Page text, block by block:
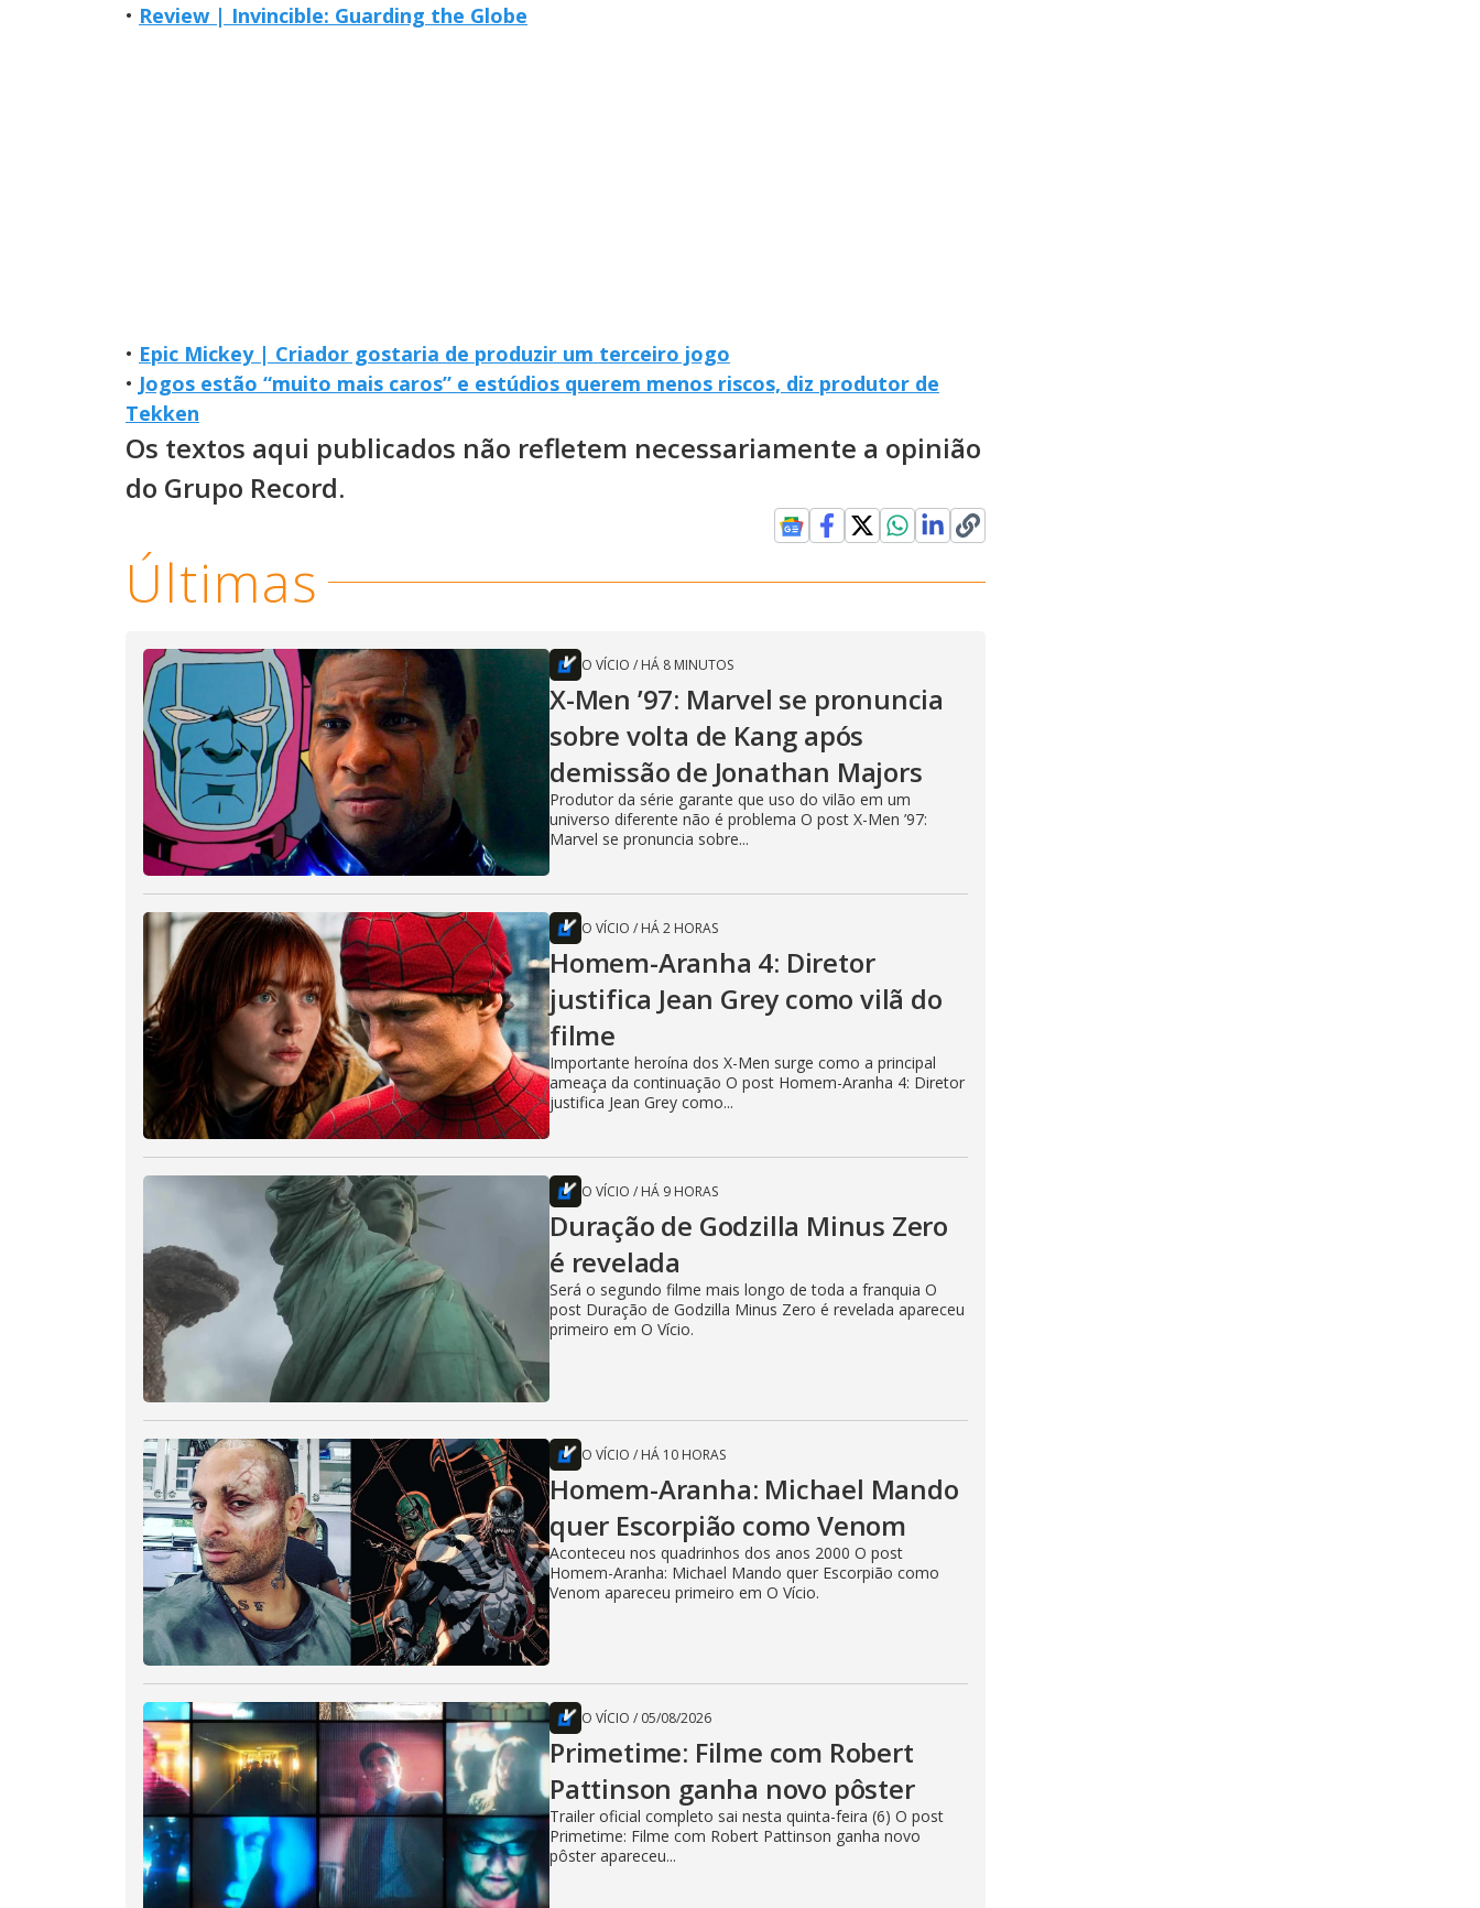
• Review | Invincible: Guarding the Globe
• Epic Mickey | Criador gostaria de produzir um terceiro jogo
• Jogos estão “muito mais caros” e estúdios querem menos riscos, diz produtor de
Tekken
Os textos aqui publicados não refletem necessariamente a opinião
do Grupo Record.
Últimas
O VÍCIO / HÁ 8 MINUTOS
X-Men ’97: Marvel se pronuncia
sobre volta de Kang após
demissão de Jonathan Majors
Produtor da série garante que uso do vilão em um
universo diferente não é problema O post X-Men ’97:
Marvel se pronuncia sobre...
O VÍCIO / HÁ 2 HORAS
Homem-Aranha 4: Diretor
justifica Jean Grey como vilã do
filme
Importante heroína dos X-Men surge como a principal
ameaça da continuação O post Homem-Aranha 4: Diretor
justifica Jean Grey como...
O VÍCIO / HÁ 9 HORAS
Duração de Godzilla Minus Zero
é revelada
Será o segundo filme mais longo de toda a franquia O
post Duração de Godzilla Minus Zero é revelada apareceu
primeiro em O Vício.
O VÍCIO / HÁ 10 HORAS
Homem-Aranha: Michael Mando
quer Escorpião como Venom
Aconteceu nos quadrinhos dos anos 2000 O post
Homem-Aranha: Michael Mando quer Escorpião como
Venom apareceu primeiro em O Vício.
O VÍCIO / 05/08/2026
Primetime: Filme com Robert
Pattinson ganha novo pôster
Trailer oficial completo sai nesta quinta-feira (6) O post
Primetime: Filme com Robert Pattinson ganha novo
pôster apareceu...